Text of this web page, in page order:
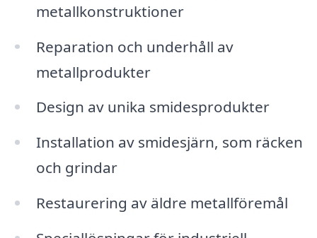
metallkonstruktioner
Reparation och underhåll av
metallprodukter
Design av unika smidesprodukter
Installation av smidesjärn, som räcken
och grindar
Restaurering av äldre metallföremål